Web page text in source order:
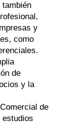
también
y
como
de
y la
de
estudios